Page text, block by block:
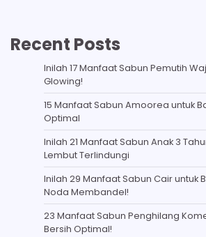
Recent Posts
Inilah 17 Manfaat Sabun Pemutih
Glowing!
15 Manfaat Sabun Amoorea untuk
Optimal
Inilah 21 Manfaat Sabun Anak 3
Lembut Terlindungi
Inilah 29 Manfaat Sabun Cair untuk
Noda Membandel!
23 Manfaat Sabun Penghilang
Bersih Optimal!